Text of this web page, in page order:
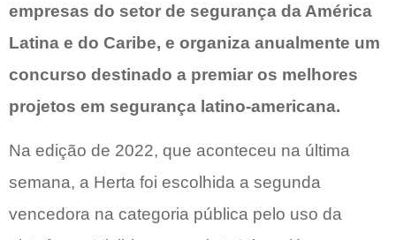
empresas do setor de segurança da América
Latina e do Caribe, e organiza anualmente um
concurso destinado a premiar os melhores
projetos em segurança latino-americana.
Na edição de 2022, que aconteceu na última
semana, a Herta foi escolhida a segunda
vencedora na categoria pública pelo uso da